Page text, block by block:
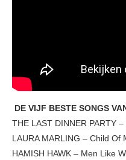
DE VIJF BESTE SONGS
THE LAST DINNER PARTY
LAURA MARLING – Child Of
HAMISH HAWK – Men Like